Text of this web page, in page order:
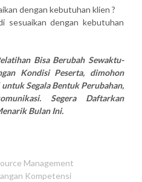
dengan kebutuhan klien ?
sesuaikan dengan kebutuhan
Bisa Berubah Sewaktu-
Kondisi Peserta, dimohon
Segala Bentuk Perubahan,
Segera Daftarkan
Bulan Ini.
Management
Kompetensi